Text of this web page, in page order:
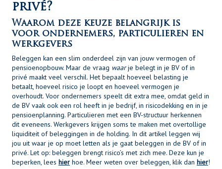
privé?
Waarom deze keuze belangrijk is
voor ondernemers, particulieren en
werkgevers
Beleggen kan een slim onderdeel zijn van jouw vermogen of
pensioenopbouw. Maar de vraag waarje belegt in je BV of in
privé maakt veel verschil. Het bepaalt hoeveel belasting je
betaalt, hoeveel risico je loopt en hoeveel vermogen je
overhoudt. Voor ondernemers speelt dit extra mee, omdat geld in
de BV vaak ook een rol heeft in je bedrijf, in risicodekking en in je
pensioenplanning. Particulieren met een BV-structuur herkennen
dit eveneens. Werkgevers krijgen soms te maken met overtollige
liquiditeit of beleggingen in de holding. In dit artikel leggen wij
jou uit waar je op moet letten als je gaat beleggen in de BV of in
privé. Let op: beleggen brengt risico’s met zich mee. Deze kun je
beperken, lees hier hoe. Meer weten over beleggen, klik dan hier!